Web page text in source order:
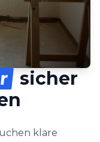
sicher
klare